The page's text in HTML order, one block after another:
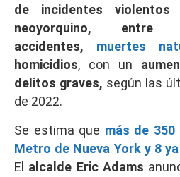
de incidentes
neoyorquino, entre
accidentes, muertes
homicidios, con un
delitos graves, según las
de 2022.
Se estima que más de 350
Metro de Nueva York y 8
El alcalde Eric Adams